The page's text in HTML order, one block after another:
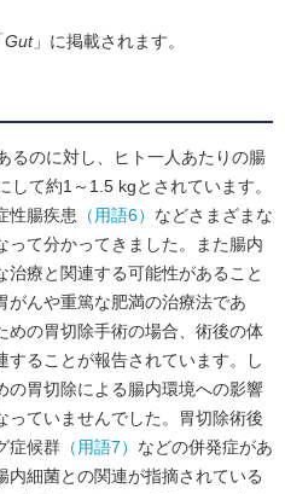
Gut」に掲載されます。
るのに対し、ヒト一人あたりの腸
て約1～1.5 kgとされています。
性腸疾患 （用語6） などさまざまな
って分かってきました。また腸内
療と関連する可能性があること
がんや重篤な肥満の治療法であ
めの胃切除手術の場合、術後の体
ることが報告されています。し
の胃切除による腸内環境への影響
っていませんでした。胃切除術後
症候群 （用語7） などの併発症があ
内細菌との関連が指摘されている